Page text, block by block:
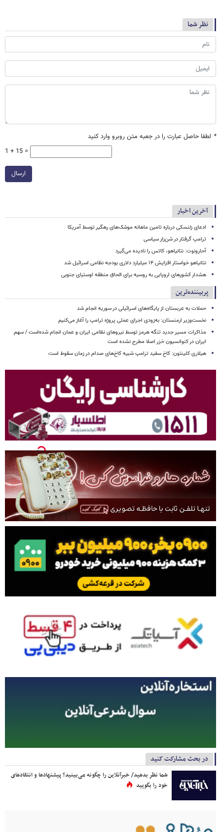
نظر شما
* لطفا حاصل عبارت را در جعبه متن روبرو وارد کنید
1 + 15 =
ارسال
آخرین اخبار
ادعای زلنسکی درباره تامین ماهانه موشک‌های رهگیر توسط آمریکا
ترامپ گرفتار در شن‌زار سیاسی
آحارونوت: نتانیاهو، کاتس را نادیده می‌گیرد
نتانیاهو خواستار افزایش ۱۴ میلیارد دلاری بودجه نظامی اسرائیل شد
هشدار کشورهای اروپایی به روسیه برای الحاق منطقه اوستیای جنوبی
پربیننده‌ترین
حملات به عربستان از پایگاه‌های اسرائیلی در سوریه انجام شد
نخست‌وزیر ارمنستان: به‌زودی اجرای عملی پروژه ترامپ را آغاز می‌کنیم
مذاکرات مسیر جدید تنگه هرمز توسط نیروهای نظامی ایران و عمان انجام شده‌است / سهم
ایران در کنوانسیون خزر اصلا مطرح نشده است
هیلاری کلینتون: کاخ سفید ترامپ شبیه کاخ‌های صدام در زمان سقوط است
در بحث مشارکت کنید
شما نظر بدهید/ خبرآنلاین را چگونه می‌بینید؟ پیشنهادها و انتقادهای
خود را بگویید